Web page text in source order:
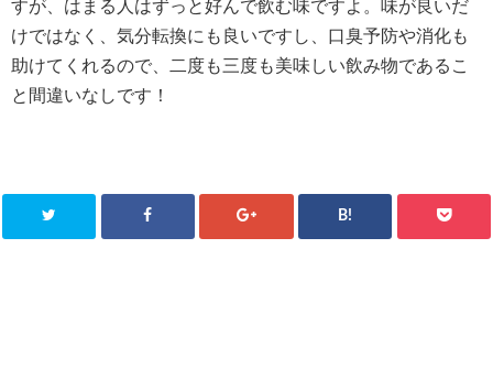
すが、はまる人はずっと好んで飲む味ですよ。味が良いだ
けではなく、気分転換にも良いですし、口臭予防や消化も
助けてくれるので、二度も三度も美味しい飲み物であるこ
と間違いなしです！
B!